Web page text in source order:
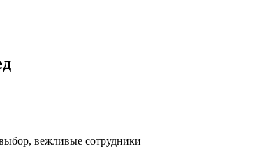
вежливые сотрудники